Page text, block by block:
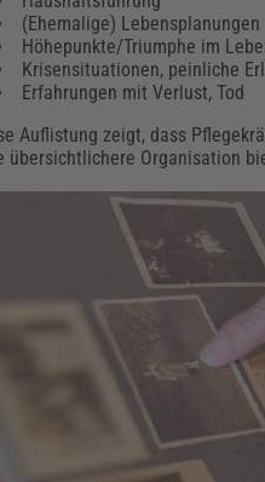
(Ehemalige)
Höhepunkte/Triumphe im
Krisensituationen, peinliche
Erfahrungen mit Verlust, Tod
Auflistung zeigt, dass
übersichtlichere Organisation